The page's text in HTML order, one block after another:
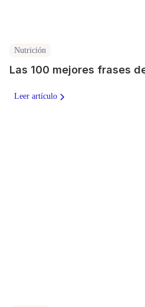
Nutrición
Las 100 mejores frases
Leer artículo